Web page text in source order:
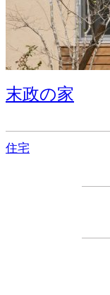
末政の家
住宅